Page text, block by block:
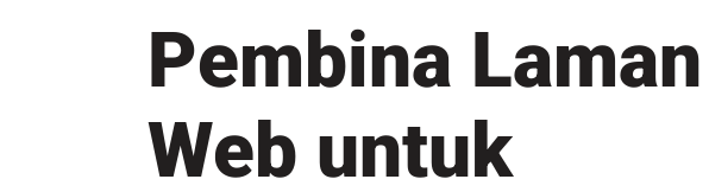
Pembina Laman
Web untuk